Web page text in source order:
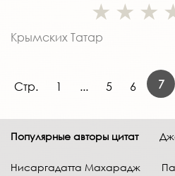
Крымских Татар
Стр. 1 ... 5 6 7
Популярные авторы цитат
Нисаргадатта Махарадж